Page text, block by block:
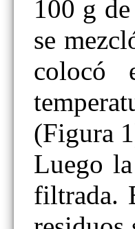
100 g
se
colocó
(Figura
Luego
filtrada.